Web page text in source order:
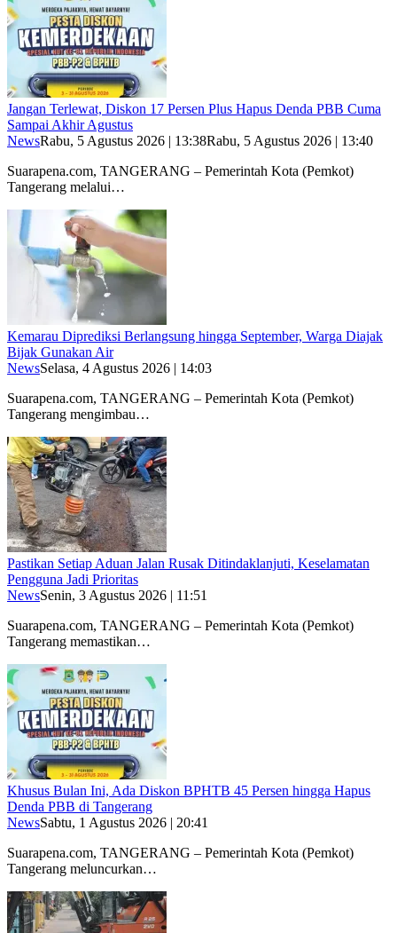
Jangan Terlewat, Diskon 17 Persen Plus Hapus Denda PBB Cuma
Sampai Akhir Agustus
NewsRabu, 5 Agustus 2026 | 13:38Rabu, 5 Agustus 2026 | 13:40
Suarapena.com, TANGERANG – Pemerintah Kota (Pemkot)
Tangerang melalui…
Kemarau Diprediksi Berlangsung hingga September, Warga Diajak
Bijak Gunakan Air
NewsSelasa, 4 Agustus 2026 | 14:03
Suarapena.com, TANGERANG – Pemerintah Kota (Pemkot)
Tangerang mengimbau…
Pastikan Setiap Aduan Jalan Rusak Ditindaklanjuti, Keselamatan
Pengguna Jadi Prioritas
NewsSenin, 3 Agustus 2026 | 11:51
Suarapena.com, TANGERANG – Pemerintah Kota (Pemkot)
Tangerang memastikan…
Khusus Bulan Ini, Ada Diskon BPHTB 45 Persen hingga Hapus
Denda PBB di Tangerang
NewsSabtu, 1 Agustus 2026 | 20:41
Suarapena.com, TANGERANG – Pemerintah Kota (Pemkot)
Tangerang meluncurkan…